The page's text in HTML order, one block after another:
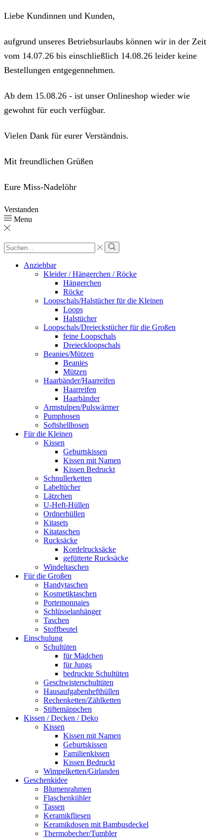
Liebe Kundinnen und Kunden,
aufgrund unseres Betriebsurlaubs können wir in der Zeit
vom 14.07.26 bis einschließlich 14.08.26 leider keine
Bestellungen entgegennehmen.
Ab dem 15.08.26 - ist unser Onlineshop wieder wie
gewohnt für euch verfügbar.
Vielen Dank für eurer Verständnis.
Mit freundlichen Grüßen
Eure Miss-Nadelöhr
Verstanden
Menu
Sucheingabe
Suche
Anziehbar
Kleider / Hängerchen / Röcke
Hängerchen
Röcke
Loopschals/Halstücher für die Kleinen
Loops
Halstücher
Loopschals/Dreieckstücher für die Großen
feine Loopschals
Dreieckloopschals
Beanies/Mützen
Beanies
Mützen
Haarbänder/Haarreifen
Haarreifen
Haarbänder
Armstulpen/Pulswärmer
Pumphosen
Softshellhosen
Für die Kleinen
Kissen
Geburtskissen
Kissen mit Namen
Kissen Bedruckt
Schnullerketten
Labeltücher
Lätzchen
U-Heft-Hüllen
Ordnerhüllen
Kitasets
Kitataschen
Rucksäcke
Kordelrucksäcke
gefütterte Rucksäcke
Windeltaschen
Für die Großen
Handytaschen
Kosmetiktaschen
Portemonnaies
Schlüsselanhänger
Taschen
Stoffbeutel
Einschulung
Schultüten
für Mädchen
für Jungs
bedruckte Schultüten
Geschwisterschultüten
Hausaufgabenhefthüllen
Rechenketten/Zählketten
Stiftemäppchen
Kissen / Decken / Deko
Kissen
Kissen mit Namen
Geburtskissen
Familienkissen
Kissen Bedruckt
Wimpelketten/Girlanden
Geschenkidee
Blumenrahmen
Flaschenkühler
Tassen
Keramikfliesen
Keramikdosen mit Bambusdeckel
Thermobecher/Tumbler